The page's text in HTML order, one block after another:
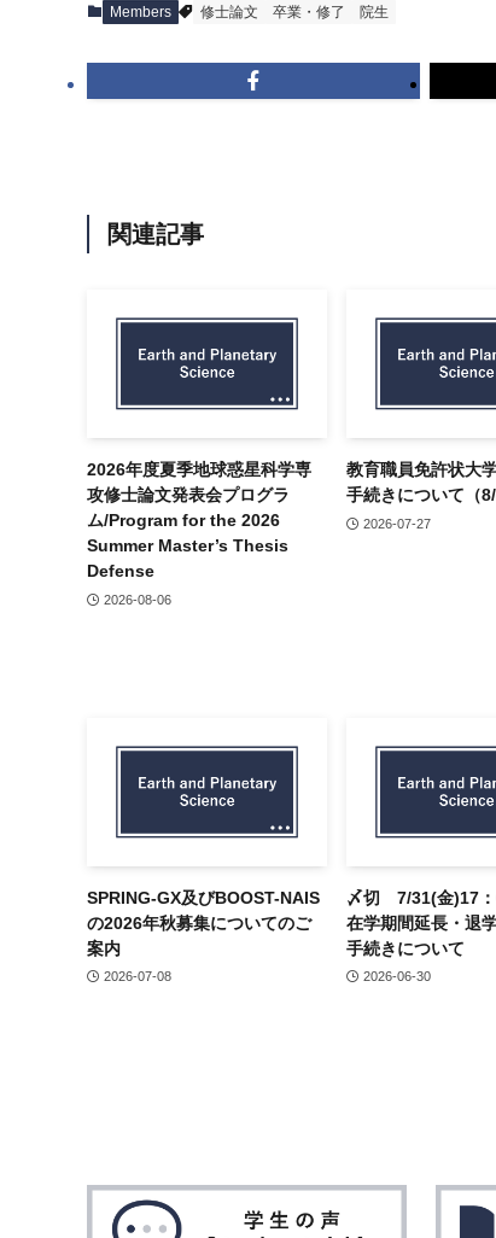
Members 修士論文 卒業・修了 院生
関連記事
2026年度夏季地球惑星科学専
攻修士論文発表会プログラ
ム/Program for the 2026
Summer Master’s Thesis
Defense
2026-08-06
教育職員免許状大
手続きについて（8/
2026-07-27
SPRING-GX及びBOOST-NAIS
の2026年秋募集についてのご
案内
2026-07-08
〆切 7/31(金)17
在学期間延長・退
手続きについて
2026-06-30